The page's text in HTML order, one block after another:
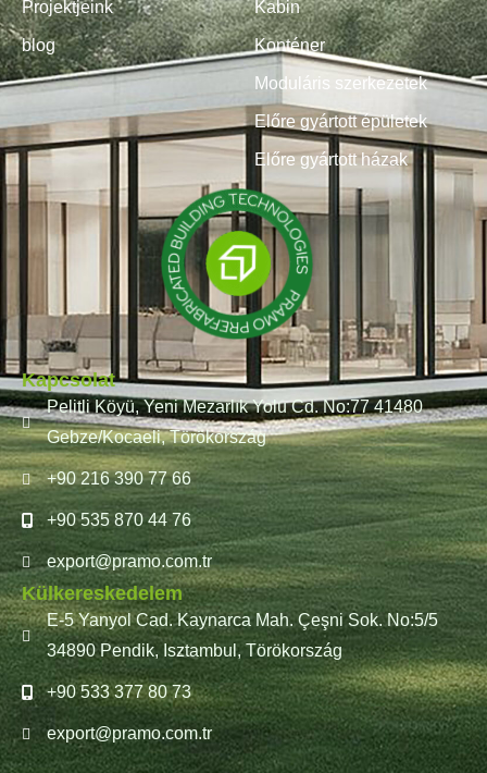
Projektjeink
blog
Kabin
Konténer
Moduláris szerkezetek
Előre gyártott épületek
Előre gyártott házak
Kapcsolat
Pelitli Köyü, Yeni Mezarlık Yolu Cd. No:77 41480
Gebze/Kocaeli, Törökország
+90 216 390 77 66
+90 535 870 44 76
export@pramo.com.tr
Külkereskedelem
E-5 Yanyol Cad. Kaynarca Mah. Çeşni Sok. No:5/5
34890 Pendik, Isztambul, Törökország
+90 533 377 80 73
export@pramo.com.tr